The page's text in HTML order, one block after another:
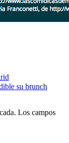
su brunch
Los campos